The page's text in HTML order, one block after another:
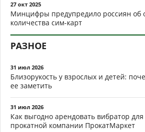
27 окт 2025
Минцифры предупредило россиян об
количества сим-карт
РАЗНОЕ
31 июл 2026
Близорукость у взрослых и детей:
ее заметить
31 июл 2026
Как выгодно арендовать вибратор
прокатной компании ПрокатМаркет